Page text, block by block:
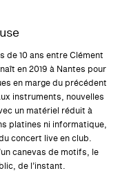
de 10 ans entre Clément
en 2019 à Nantes pour
en marge du précédent
instruments, nouvelles
un matériel réduit à
platines ni informatique,
concert live en club.
canevas de motifs, le
de l’instant.